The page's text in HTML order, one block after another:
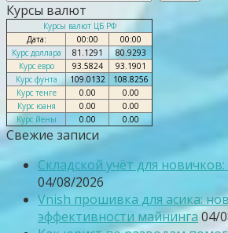
Курсы валют
Курсы валют ЦБ РФ
Дата:
00:00
00:00
Курс доллара
81.1291
80.9293
Курс евро
93.5824
93.1901
Курс фунта
109.0132
108.8256
Курс тенге
0.00
0.00
Курс юаня
0.00
0.00
Курс йены
0.00 0.00
Свежие записи
Складской учёт для новичков:
04/08/2026
Vnish прошивка для асика:
эффективности майнинга 04/